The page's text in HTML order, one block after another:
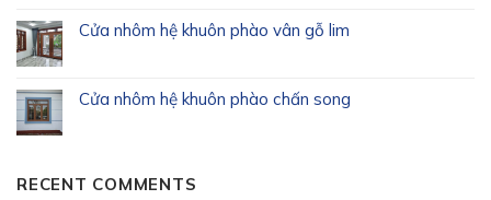
Cửa nhôm hệ khuôn phào vân gỗ lim
Cửa nhôm hệ khuôn phào chấn song
RECENT COMMENTS